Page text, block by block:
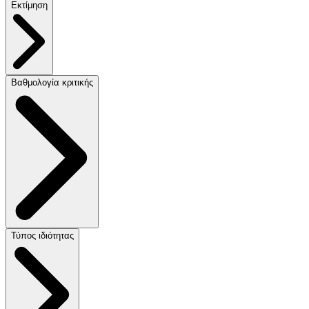
Εκτίμηση
Βαθμολογία κριτικής
Τύπος ιδιότητας